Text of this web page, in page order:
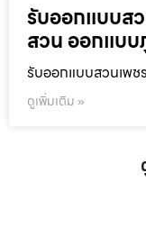
รับออกแบบส
สวน ออกแบ
รับออกแบบสวนเพ
ดูเพิ่มเติม »